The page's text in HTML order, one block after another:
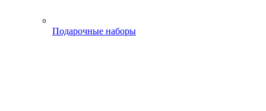
Подарочные наборы